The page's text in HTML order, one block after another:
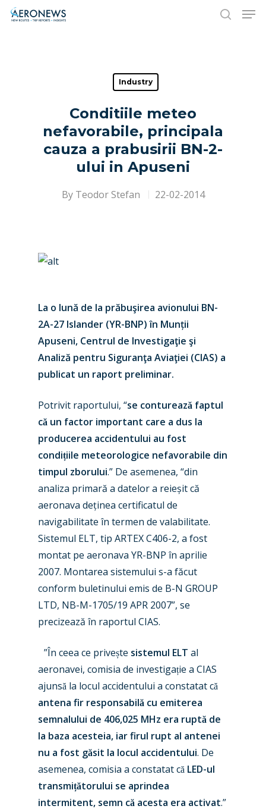
Hit enter to search or ESC to close
Industry
Conditiile meteo
nefavorabile, principala
cauza a prabusirii BN-2-
ului in Apuseni
By Teodor Stefan 22-02-2014
La o lună de la prăbuşirea avionului BN-
2A-27 Islander (YR-BNP) în Munții
Apuseni, Centrul de Investigaţie şi
Analiză pentru Siguranţa Aviaţiei (CIAS) a
publicat un raport preliminar.
Potrivit raportului, “se conturează faptul
că un factor important care a dus la
producerea accidentului au fost
condițiile meteorologice nefavorabile din
timpul zborului.” De asemenea, “din
analiza primară a datelor a reieșit că
aeronava deținea certificatul de
navigabilitate în termen de valabilitate.
Sistemul ELT, tip ARTEX C406-2, a fost
montat pe aeronava YR-BNP în aprilie
2007. Montarea sistemului s-a făcut
conform buletinului emis de B-N GROUP
LTD, NB-M-1705/19 APR 2007”, se
precizează în raportul CIAS.
”În ceea ce privește sistemul ELT al
aeronavei, comisia de investigație a CIAS
ajunsă la locul accidentului a constatat că
antena fir responsabilă cu emiterea
semnalului de 406,025 MHz era ruptă de
la baza acesteia, iar firul rupt al antenei
nu a fost găsit la locul accidentului. De
asemenea, comisia a constatat că LED-ul
transmițătorului se aprindea
intermitent, semn că acesta era activat.”